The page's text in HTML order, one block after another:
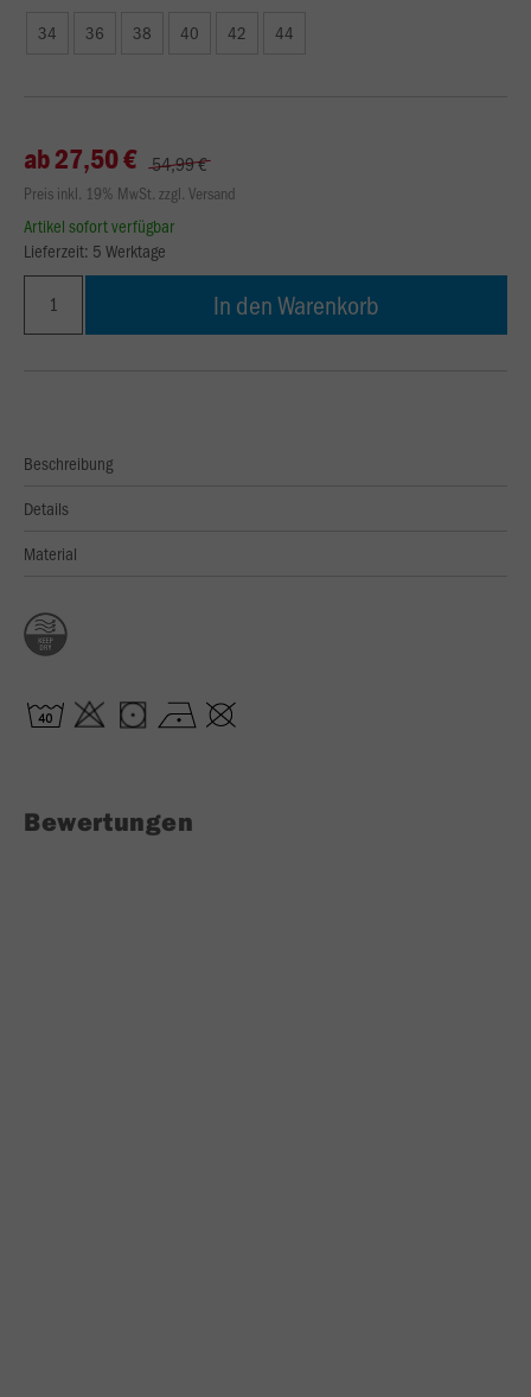
34 36 38 40 42 44
ab 27,50 € 54,99 €
Preis inkl. 19% MwSt. zzgl. Versand
Artikel sofort verfügbar
Lieferzeit: 5 Werktage
In den Warenkorb
Beschreibung
Details
Material
Bewertungen